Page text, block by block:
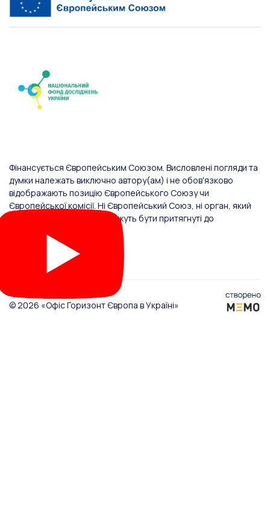
Фінансується Європейським Союзом. Висловлені погляди та
думки належать виключно автору(ам) і не обов'язково
відображають позицію Європейського Союзу чи
Європейської комісії. Ні Європейський Союз, ні орган, який
надав фінансування, не можуть бути притягнуті до
© 2026 «Офіс Горизонт Європа в Україні»